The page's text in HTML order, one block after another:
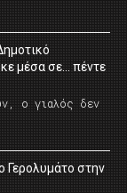
μέσα σε… πέντε
ο γιαλός δεν
Γερολυμάτο στην